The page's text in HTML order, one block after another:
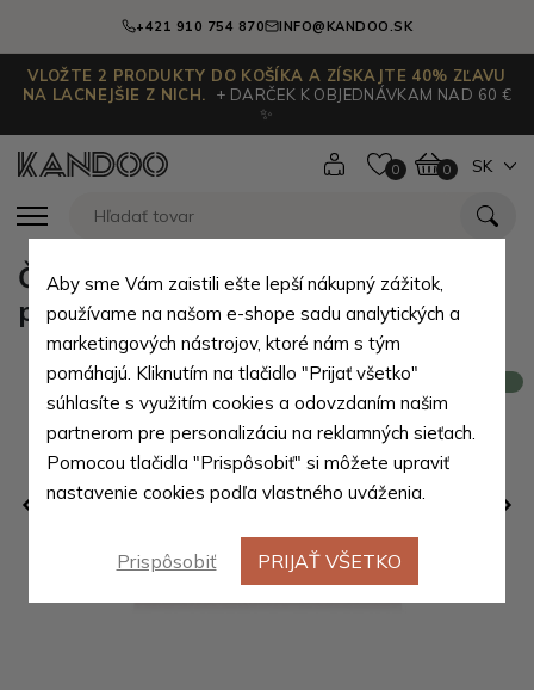
+421 910 754 870 INFO@KANDOO.SK
VLOŽTE 2 PRODUKTY DO KOŠÍKA A ZÍSKAJTE 40% ZĽAVU
NA LACNEJŠIE Z NICH.
+ DARČEK K OBJEDNÁVKAM NAD 60 €
✨
0 0 SK
Červená veľká dámska kožená
peňaženka s chlopňou Sofia
Aby sme Vám zaistili ešte lepší nákupný zážitok,
používame na našom e-shope sadu analytických a
marketingových nástrojov, ktoré nám s tým
pomáhajú. Kliknutím na tlačidlo "Prijať všetko"
súhlasíte s využitím cookies a odovzdaním našim
partnerom pre personalizáciu na reklamných sieťach.
Pomocou tlačidla "Prispôsobiť" si môžete upraviť
nastavenie cookies podľa vlastného uváženia.
Prispôsobiť PRIJAŤ VŠETKO